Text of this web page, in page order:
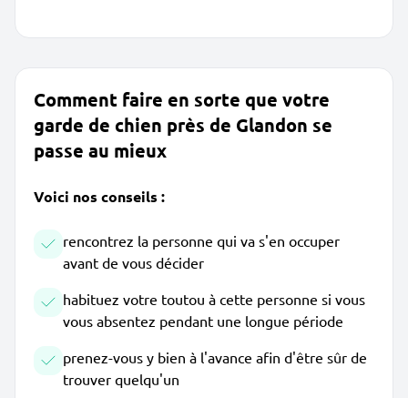
Comment faire en sorte que votre
garde de chien près de Glandon se
passe au mieux
Voici nos conseils :
rencontrez la personne qui va s'en occuper
avant de vous décider
habituez votre toutou à cette personne si vous
vous absentez pendant une longue période
prenez-vous y bien à l'avance afin d'être sûr de
trouver quelqu'un